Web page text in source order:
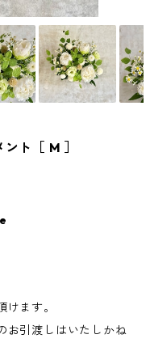
ト［ M ］
ます。
お引渡しはいたしかね